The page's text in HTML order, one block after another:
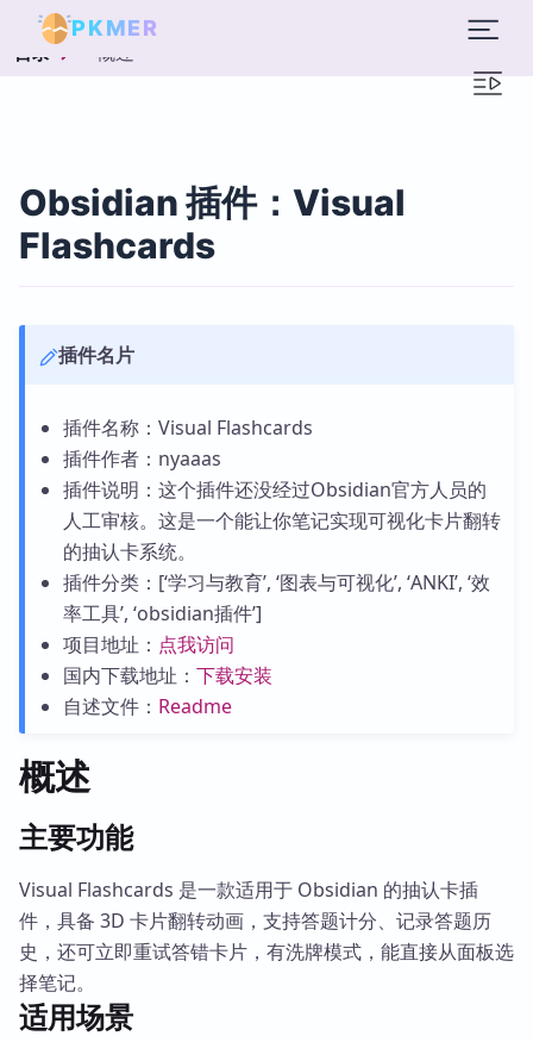
PKMER
目录 概述
Obsidian 插件：Visual
Flashcards
插件名片
插件名称：Visual Flashcards
插件作者：nyaaas
插件说明：这个插件还没经过Obsidian官方人员的
人工审核。这是一个能让你笔记实现可视化卡片翻转
的抽认卡系统。
插件分类：[‘学习与教育’, ‘图表与可视化’, ‘ANKI’, ‘效
率工具’, ‘obsidian插件’]
项目地址： 点我访问
国内下载地址： 下载安装
自述文件： Readme
概述
主要功能
Visual Flashcards 是一款适用于 Obsidian 的抽认卡插
件，具备 3D 卡片翻转动画，支持答题计分、记录答题历
史，还可立即重试答错卡片，有洗牌模式，能直接从面板选
择笔记。
适用场景